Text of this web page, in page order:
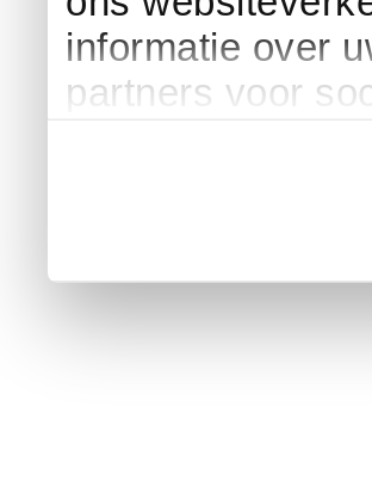
informatie over
partners voor